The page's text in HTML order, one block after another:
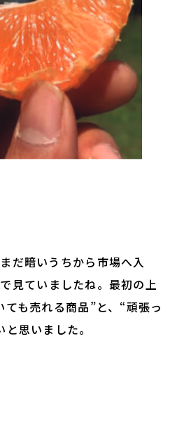
だ暗いうちから市場へ入
見ていましたね。最初の上
も売れる商品”と、“頑張っ
思いました。